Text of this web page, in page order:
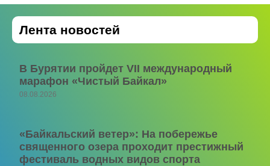
Лента новостей
В Бурятии пройдет VII международный
марафон «Чистый Байкал»
08.08.2026
«Байкальский ветер»: На побережье
священного озера проходит престижный
фестиваль водных видов спорта